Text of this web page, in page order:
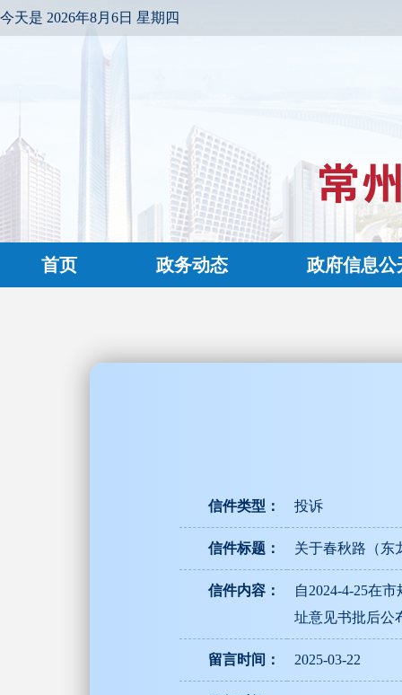
今天是 2026年8月6日 星期四
首页 政务动态 政府信息公
信件类型： 投诉
信件标题： 关于春秋路（东
信件内容：
自2024-4-25在
址意见书批后公
留言时间： 2025-03-22